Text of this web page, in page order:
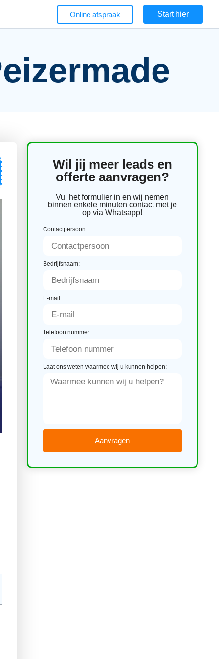
Online afspraak Start hier
Wil jij meer leads en
offerte aanvragen?
Vul het formulier in en wij nemen
binnen enkele minuten contact met je
op via Whatsapp!
Contactpersoon:
Bedrijfsnaam:
E-mail:
Telefoon nummer:
Laat ons weten waarmee wij u kunnen helpen:
Aanvragen